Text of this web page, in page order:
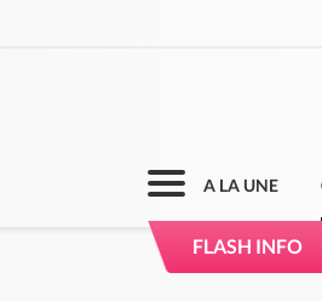
A LA UNE
FLASH INFO